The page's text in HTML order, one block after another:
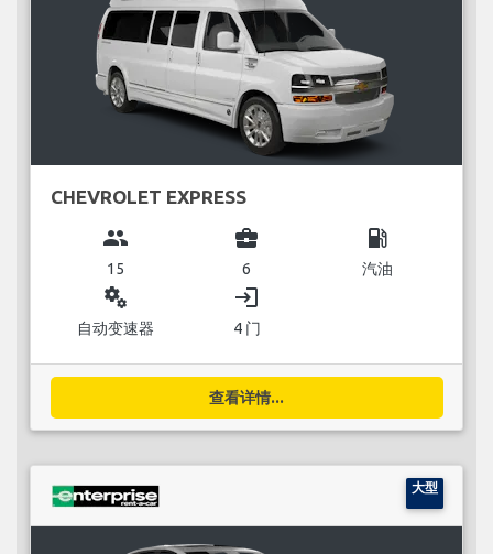
CHEVROLET EXPRESS
group
15
business_center
6
local_gas_station
汽油
miscellaneous_services
自动变速器
login
4 门
查看详情...
大型